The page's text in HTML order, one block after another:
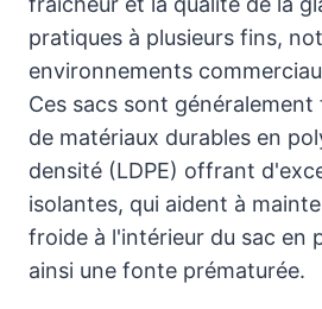
pratiques à plusieurs fins,
environnements
Ces sacs sont
de matériaux durables en
densité (LDPE) offrant
isolantes, qui aident à
froide à l'intérieur du sac en
ainsi une fonte prématurée.